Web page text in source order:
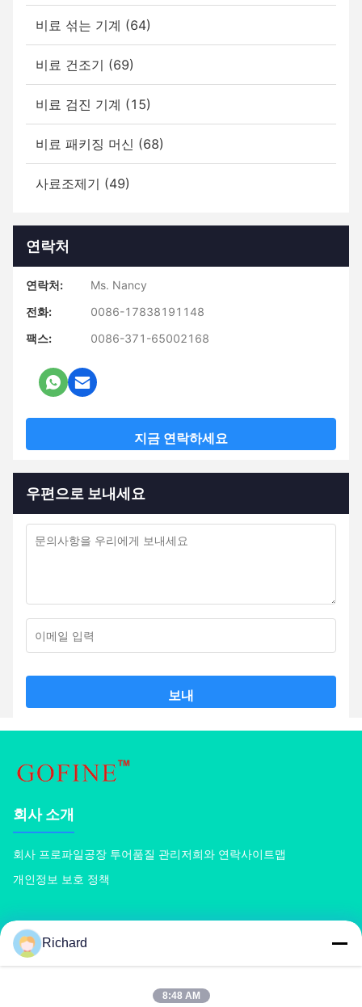
비료 섞는 기계 (64)
비료 건조기 (69)
비료 검진 기계 (15)
비료 패키징 머신 (68)
사료조제기 (49)
연락처
연락처:
Ms. Nancy
전화:
0086-17838191148
팩스:
0086-371-65002168
지금 연락하세요
우편으로 보내세요
보내
회사 소개
회사 프로파일공장 투어품질 관리저희와 연락사이트맵
개인정보 보호 정책
상품
콤포스트 비료 기계복합 비료 생산 라인유기 비료 생산 라인
더블 롤러 비료 과립기
Richard
8:48 AM